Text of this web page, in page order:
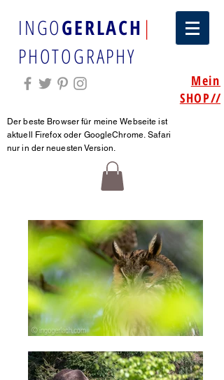
INGOGERLACH |
PHOTOGRAPHY
Mein
SHOP//
Der beste Browser für meine Webseite ist
aktuell Firefox oder GoogleChrome.Safari
nur in der neuesten Version.